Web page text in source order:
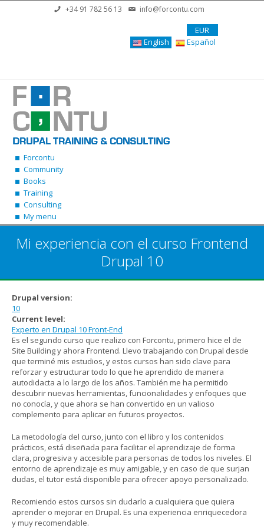
Skip to main content+34 91 782 56 13 info@forcontu.com
EUR
English
Español
Forcontu
Community
Books
Training
Consulting
My menu
Mi experiencia con el curso Frontend
Drupal 10
Drupal version:
10
Current level:
Experto en Drupal 10 Front-End
Es el segundo curso que realizo con Forcontu, primero hice el de
Site Building y ahora Frontend. Llevo trabajando con Drupal desde
que terminé mis estudios, y estos cursos han sido clave para
reforzar y estructurar todo lo que he aprendido de manera
autodidacta a lo largo de los años. También me ha permitido
descubrir nuevas herramientas, funcionalidades y enfoques que
no conocía, y que ahora se han convertido en un valioso
complemento para aplicar en futuros proyectos.
La metodología del curso, junto con el libro y los contenidos
prácticos, está diseñada para facilitar el aprendizaje de forma
clara, progresiva y accesible para personas de todos los niveles. El
entorno de aprendizaje es muy amigable, y en caso de que surjan
dudas, el tutor está disponible para ofrecer apoyo personalizado.
Recomiendo estos cursos sin dudarlo a cualquiera que quiera
aprender o mejorar en Drupal. Es una experiencia enriquecedora
y muy recomendable.